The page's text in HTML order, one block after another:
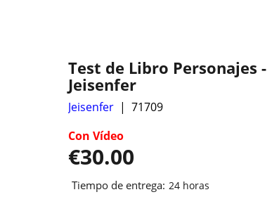
Test de Libro Personajes -
Jeisenfer
Jeisenfer
71709
Con Vídeo
€30.00
Tiempo de entrega: 24 horas